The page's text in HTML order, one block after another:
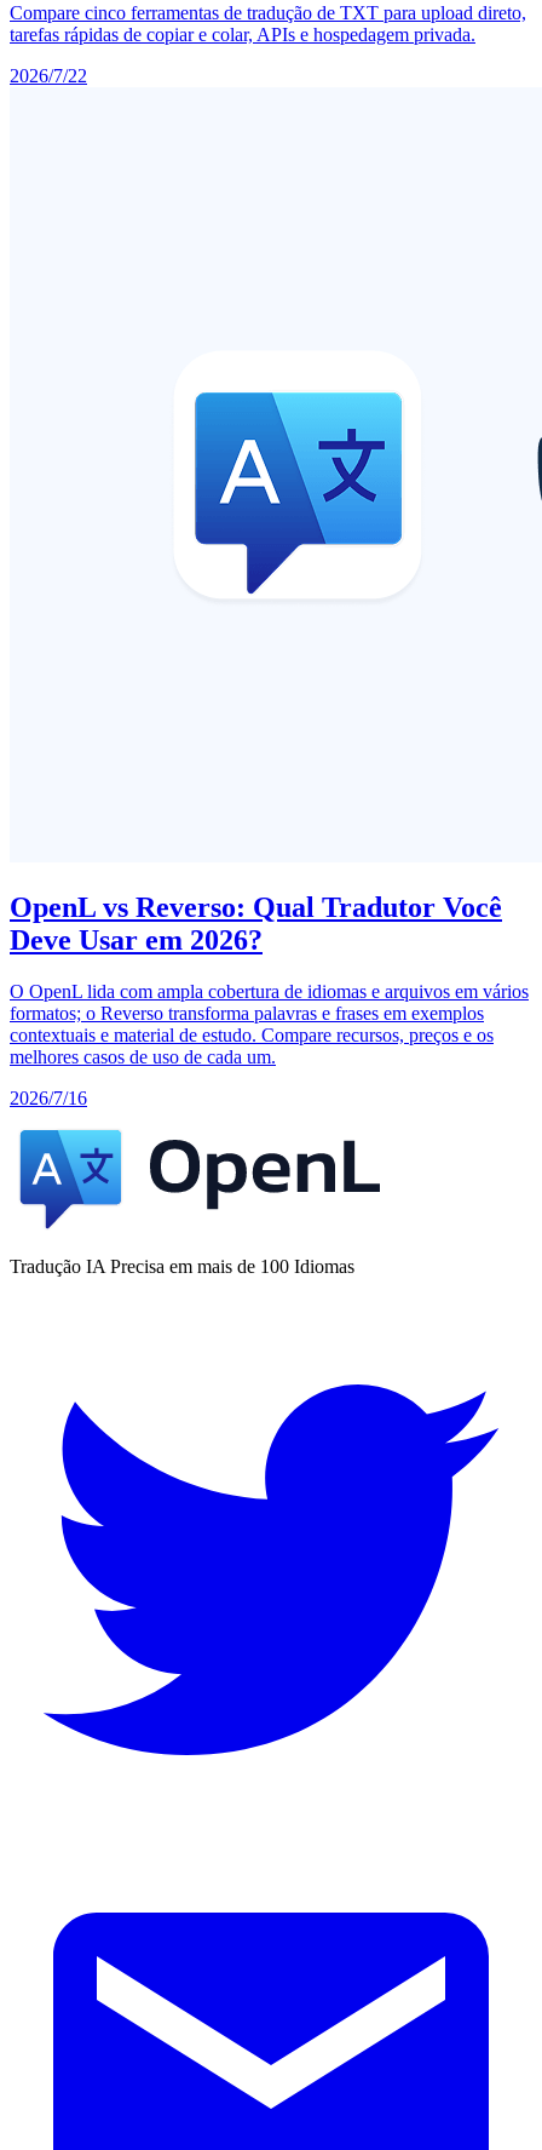
Compare cinco ferramentas de tradução de TXT para upload direto,
tarefas rápidas de copiar e colar, APIs e hospedagem privada.
2026/7/22
OpenL vs Reverso: Qual Tradutor Você
Deve Usar em 2026?
O OpenL lida com ampla cobertura de idiomas e arquivos em vários
formatos; o Reverso transforma palavras e frases em exemplos
contextuais e material de estudo. Compare recursos, preços e os
melhores casos de uso de cada um.
2026/7/16
Tradução IA Precisa em mais de 100 Idiomas